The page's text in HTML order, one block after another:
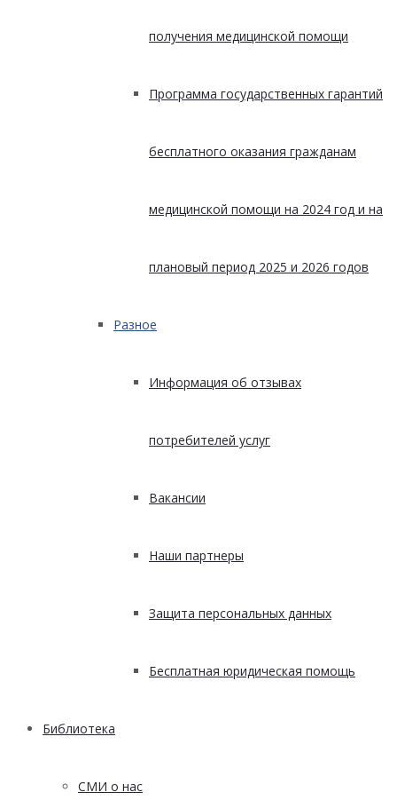
получения медицинской помощи
Программа государственных гарантий
бесплатного оказания гражданам
медицинской помощи на 2024 год и на
плановый период 2025 и 2026 годов
Разное
Информация об отзывах
потребителей услуг
Вакансии
Наши партнеры
Защита персональных данных
Бесплатная юридическая помощь
Библиотека
СМИ о нас